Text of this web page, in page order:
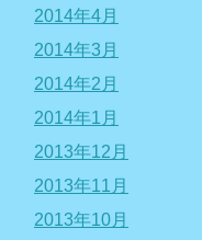
2014年4月
2014年3月
2014年2月
2014年1月
2013年12月
2013年11月
2013年10月